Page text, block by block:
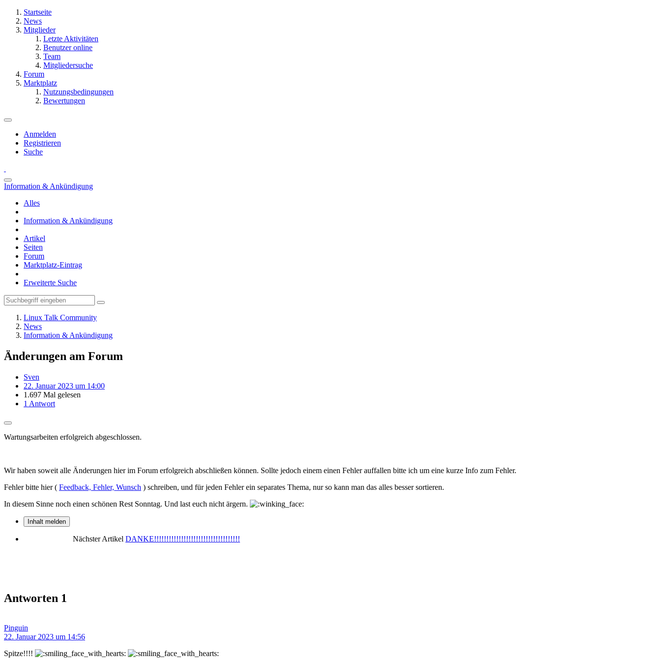
Startseite
News
Mitglieder
Letzte Aktivitäten
Benutzer online
Team
Mitgliedersuche
Forum
Marktplatz
Nutzungsbedingungen
Bewertungen
Anmelden
Registrieren
Suche
Information & Ankündigung
Alles
Information & Ankündigung
Artikel
Seiten
Forum
Marktplatz-Eintrag
Erweiterte Suche
Linux Talk Community
News
Information & Ankündigung
Änderungen am Forum
Sven
22. Januar 2023 um 14:00
1.697 Mal gelesen
1 Antwort
Wartungsarbeiten erfolgreich abgeschlossen.
Wir haben soweit alle Änderungen hier im Forum erfolgreich abschließen können. Sollte jedoch einem einen Fehler auffallen bitte ich um eine kurze Info zum Fehler.
Fehler bitte hier ( Feedback, Fehler, Wunsch ) schreiben, und für jeden Fehler ein separates Thema, nur so kann man das alles besser sortieren.
In diesem Sinne noch einen schönen Rest Sonntag. Und last euch nicht ärgern.
Inhalt melden
Nächster Artikel DANKE!!!!!!!!!!!!!!!!!!!!!!!!!!!!!!!!!!!
Antworten 1
Pinguin
22. Januar 2023 um 14:56
Spitze!!!!